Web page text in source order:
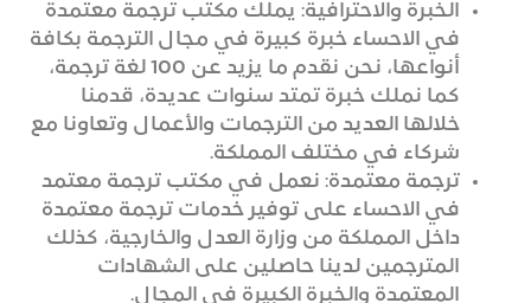
الخبرة والاحترافية: يملك مكتب ترجمة معتمدة
في الاحساء خبرة كبيرة في مجال الترجمة بكافة
أنواعها، نحن نقدم ما يزيد عن 100 لغة ترجمة،
كما نملك خبرة تمتد سنوات عديدة، قدمنا
خلالها العديد من الترجمات والأعمال وتعاونا مع
شركاء في مختلف المملكة.
ترجمة معتمدة: نعمل في مكتب ترجمة معتمد
في الاحساء على توفير خدمات ترجمة معتمدة
داخل المملكة من وزارة العدل والخارجية، كذلك
المترجمين لدينا حاصلين على الشهادات
المعتمدة والخبرة الكبيرة في المجال.